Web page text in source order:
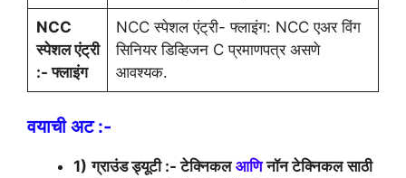
NCC
स्पेशल एंट्री
:- फ्लाइंग
NCC स्पेशल एंट्री- फ्लाइंग: NCC एअर विंग
सिनियर डिव्हिजन C प्रमाणपत्र असणे
आवश्यक.
वयाची अट :-
1) ग्राउंड ड्यूटी :- टेक्निकल आणि नॉन टेक्निकल साठी